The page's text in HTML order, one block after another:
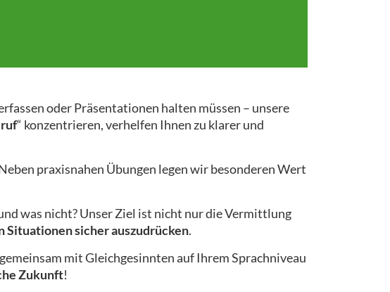
oder Präsentationen halten müssen – unsere
“ konzentrieren, verhelfen Ihnen zu klarer und
praxisnahen Übungen legen wir besonderen Wert
was nicht? Unser Ziel ist nicht nur die Vermittlung
sicher auszudrücken.
mit Gleichgesinnten auf Ihrem Sprachniveau
Zukunft!